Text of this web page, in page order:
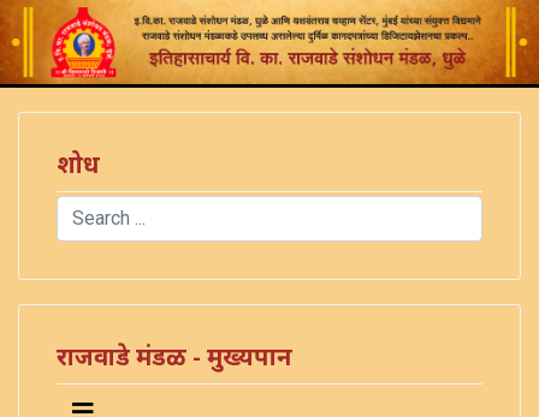
शोध
Search
राजवाडे मंडळ - मुख्यपान